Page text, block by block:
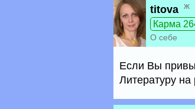
titova ж
Карма
О себе
Если Вы
Литературу на